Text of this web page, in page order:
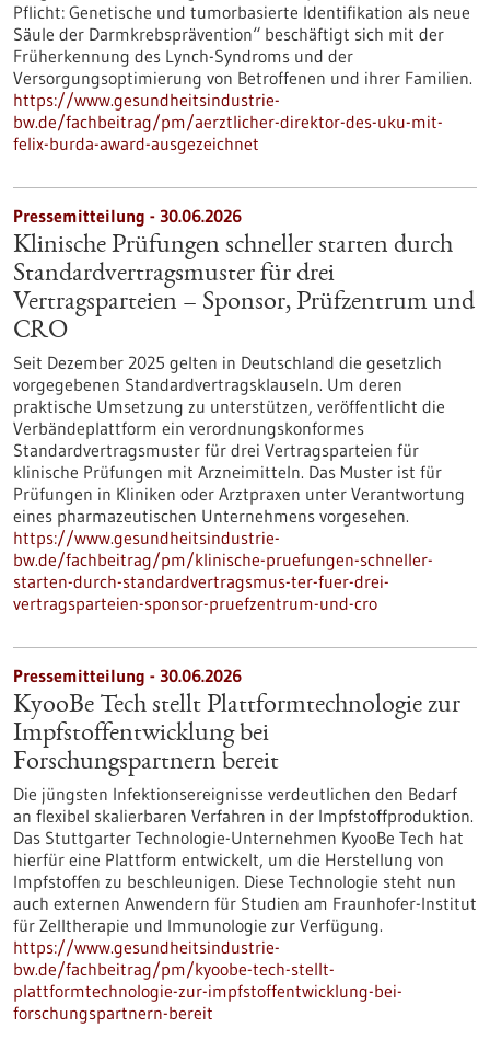
Pflicht: Genetische und tumorbasierte Identifikation als neue
Säule der Darmkrebsprävention“ beschäftigt sich mit der
Früherkennung des Lynch-​Syndroms und der
Versorgungsoptimierung von Betroffenen und ihrer Familien.
https://www.gesundheitsindustrie-
bw.de/fachbeitrag/pm/aerztlicher-direktor-des-uku-mit-
felix-burda-award-ausgezeichnet
Pressemitteilung - 30.06.2026
Klinische Prüfungen schneller starten durch
Standardvertragsmuster für drei
Vertragsparteien – Sponsor, Prüfzentrum und
CRO
Seit Dezember 2025 gelten in Deutschland die gesetzlich
vorgegebenen Standardvertragsklauseln. Um deren
praktische Umsetzung zu unterstützen, veröffentlicht die
Verbändeplattform ein verordnungskonformes
Standardvertragsmuster für drei Vertragsparteien für
klinische Prüfungen mit Arzneimitteln. Das Muster ist für
Prüfungen in Kliniken oder Arztpraxen unter Verantwortung
eines pharmazeutischen Unternehmens vorgesehen.
https://www.gesundheitsindustrie-
bw.de/fachbeitrag/pm/klinische-pruefungen-schneller-
starten-durch-standardvertragsmus-ter-fuer-drei-
vertragsparteien-sponsor-pruefzentrum-und-cro
Pressemitteilung - 30.06.2026
KyooBe Tech stellt Plattformtechnologie zur
Impfstoffentwicklung bei
Forschungspartnern bereit
Die jüngsten Infektionsereignisse verdeutlichen den Bedarf
an flexibel skalierbaren Verfahren in der Impfstoffproduktion.
Das Stuttgarter Technologie-Unternehmen KyooBe Tech hat
hierfür eine Plattform entwickelt, um die Herstellung von
Impfstoffen zu beschleunigen. Diese Technologie steht nun
auch externen Anwendern für Studien am Fraunhofer-Institut
für Zelltherapie und Immunologie zur Verfügung.
https://www.gesundheitsindustrie-
bw.de/fachbeitrag/pm/kyoobe-tech-stellt-
plattformtechnologie-zur-impfstoffentwicklung-bei-
forschungspartnern-bereit